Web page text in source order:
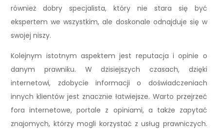
również dobry specjalista, który nie stara się być
ekspertem we wszystkim, ale doskonale odnajduje się w
swojej niszy.
Kolejnym istotnym aspektem jest reputacja i opinie o
danym prawniku. W dzisiejszych czasach, dzięki
internetowi, zdobycie informacji o doświadczeniach
innych klientów jest znacznie łatwiejsze. Warto przejrzeć
fora internetowe, portale z opiniami, a także zapytać
znajomych, którzy mogli korzystać z usług prawniczych.